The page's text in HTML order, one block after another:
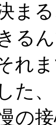
ま
るん
れ
た
の